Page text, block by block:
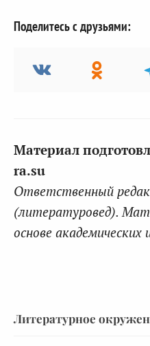
Поделитесь с друзьями:
Материал
ra.su
Ответственный
(литературовед).
основе академических
Литературное